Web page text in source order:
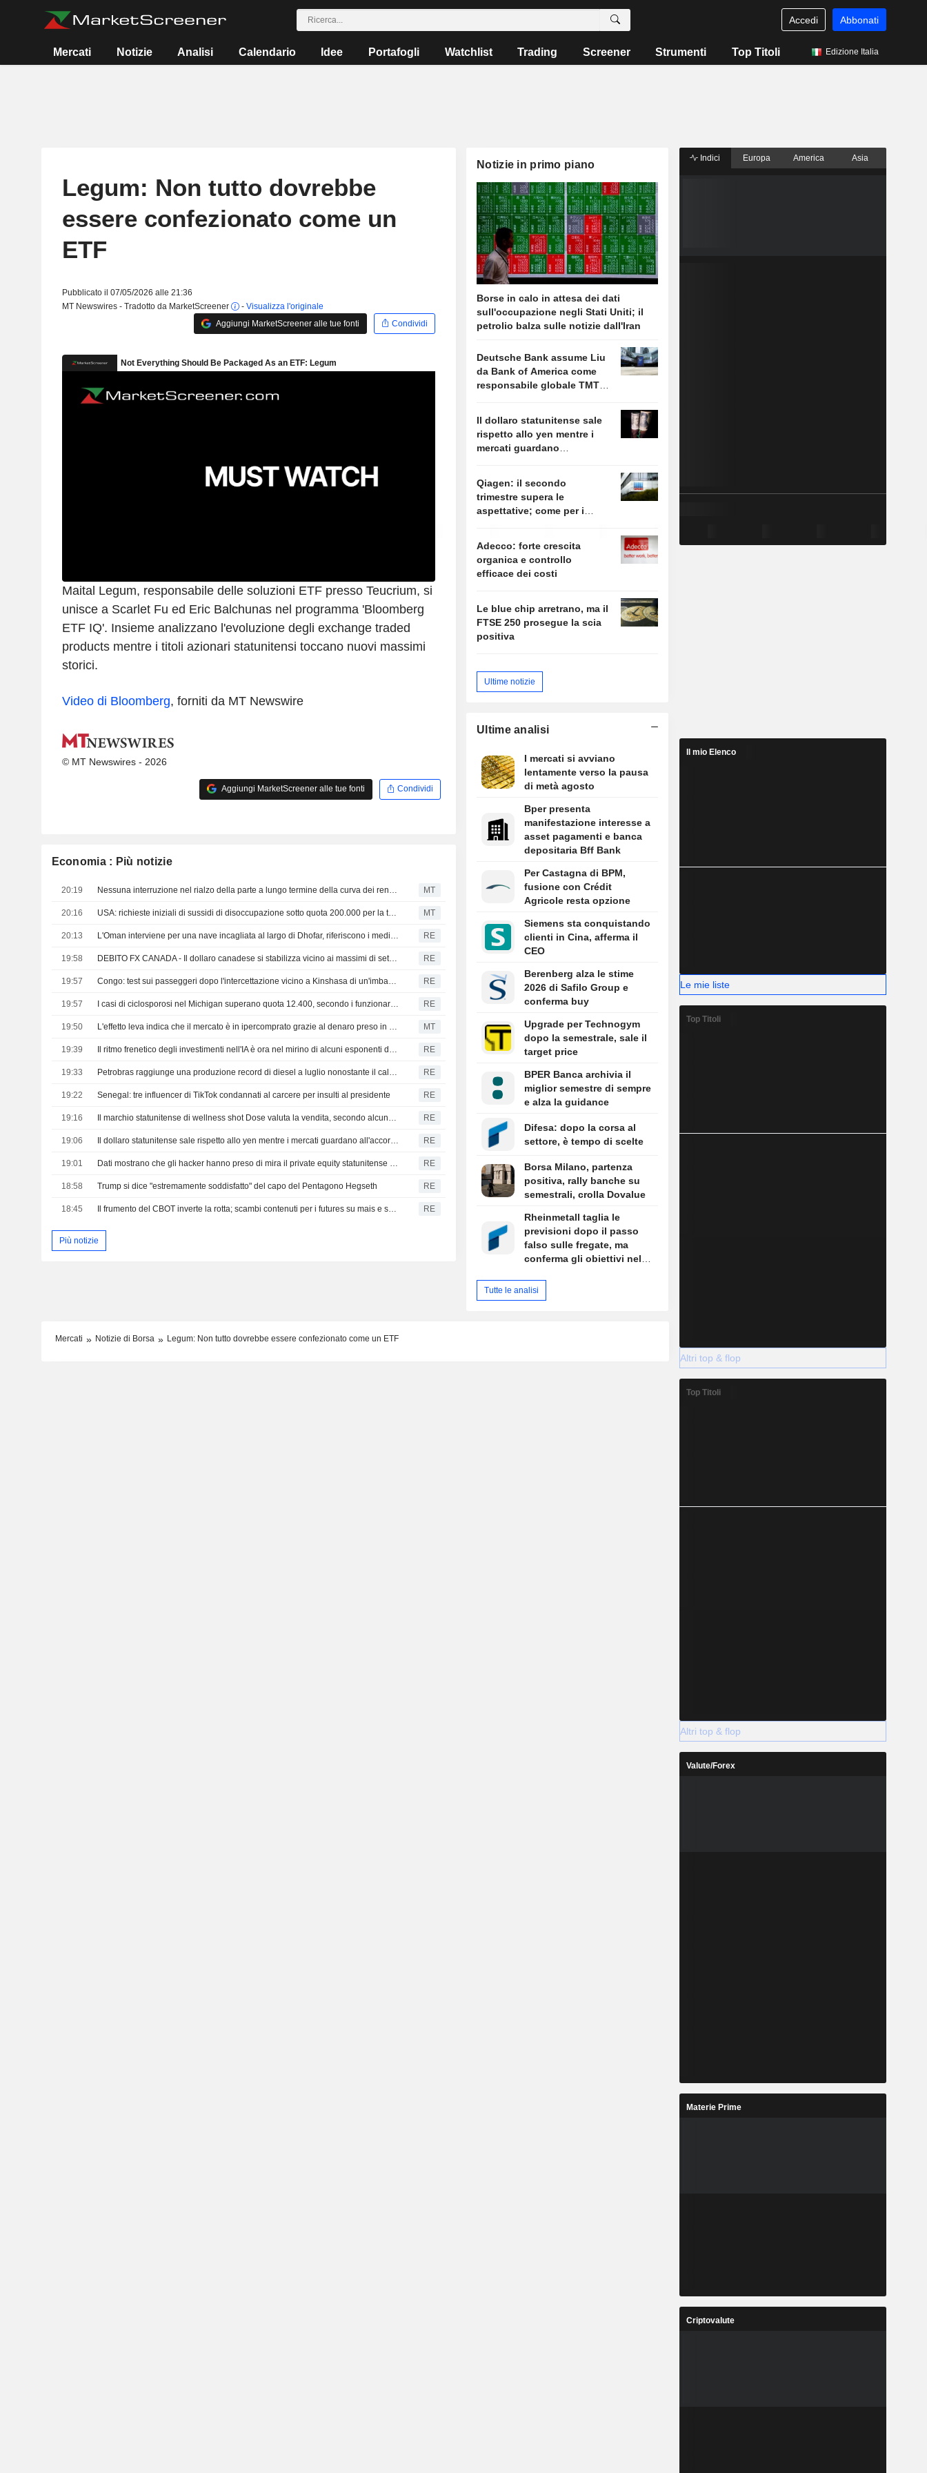
Accedi Abbonati
Mercati Notizie Analisi Calendario Idee Portafogli Watchlist Trading Screener Strumenti Top Titoli Edizione Italia
Legum: Non tutto dovrebbe
essere confezionato come un
ETF
Pubblicato il 07/05/2026 alle 21:36
MT Newswires - Tradotto da MarketScreener
- Visualizza l'originale
Aggiungi MarketScreener alle tue fonti
Condividi
Maital Legum, responsabile delle soluzioni ETF presso Teucrium, si
unisce a Scarlet Fu ed Eric Balchunas nel programma 'Bloomberg
ETF IQ'. Insieme analizzano l'evoluzione degli exchange traded
products mentre i titoli azionari statunitensi toccano nuovi massimi
storici.
Video di Bloomberg, forniti da MT Newswire
© MT Newswires - 2026
Aggiungi MarketScreener alle tue fonti Condividi
Economia : Più notizie
20:19 Nessuna interruzione nel rialzo della parte a lungo termine della curva dei rendimenti, afferma Al-Hussainy MT
20:16 USA: richieste iniziali di sussidi di disoccupazione sotto quota 200.000 per la terza settimana consecutiva MT
20:13 L'Oman interviene per una nave incagliata al largo di Dhofar, riferiscono i media statali RE
19:58 DEBITO FX CANADA - Il dollaro canadese si stabilizza vicino ai massimi di sette settimane in attesa dei dati sull'occupazione RE
19:57 Congo: test sui passeggeri dopo l'intercettazione vicino a Kinshasa di un'imbarcazione con un sospetto caso di Ebola RE
19:57 I casi di ciclosporosi nel Michigan superano quota 12.400, secondo i funzionari sanitari RE
19:50 L'effetto leva indica che il mercato è in ipercomprato grazie al denaro preso in prestito, afferma il CEO di Unlimited Funds MT
19:39 Il ritmo frenetico degli investimenti nell'IA è ora nel mirino di alcuni esponenti della Fed RE
19:33 Petrobras raggiunge una produzione record di diesel a luglio nonostante il calo dell'utilizzo delle raffinerie RE
19:22 Senegal: tre influencer di TikTok condannati al carcere per insulti al presidente RE
19:16 Il marchio statunitense di wellness shot Dose valuta la vendita, secondo alcune fonti RE
19:06 Il dollaro statunitense sale rispetto allo yen mentre i mercati guardano all'accordo con l'Iran e al rapporto sull'occupazione RE
19:01 Dati mostrano che gli hacker hanno preso di mira il private equity statunitense e altre aziende tra cui Blackstone e CME RE
18:58 Trump si dice "estremamente soddisfatto" del capo del Pentagono Hegseth RE
18:45 Il frumento del CBOT inverte la rotta; scambi contenuti per i futures su mais e soia RE
Più notizie
Notizie in primo piano
Borse in calo in attesa dei dati
sull'occupazione negli Stati Uniti; il
petrolio balza sulle notizie dall'Iran
Deutsche Bank assume Liu
da Bank of America come
responsabile globale TMT,
Il dollaro statunitense sale
rispetto allo yen mentre i
mercati guardano
Qiagen: il secondo
trimestre supera le
aspettative; come per i
Adecco: forte crescita
organica e controllo
efficace dei costi
Le blue chip arretrano, ma il
FTSE 250 prosegue la scia
positiva
Ultime notizie
Ultime analisi
I mercati si avviano
lentamente verso la pausa
di metà agosto
Bper presenta
manifestazione interesse a
asset pagamenti e banca
depositaria Bff Bank
Per Castagna di BPM,
fusione con Crédit
Agricole resta opzione
Siemens sta conquistando
clienti in Cina, afferma il
CEO
Berenberg alza le stime
2026 di Safilo Group e
conferma buy
Upgrade per Technogym
dopo la semestrale, sale il
target price
BPER Banca archivia il
miglior semestre di sempre
e alza la guidance
Difesa: dopo la corsa al
settore, è tempo di scelte
Borsa Milano, partenza
positiva, rally banche su
semestrali, crolla Dovalue
Rheinmetall taglia le
previsioni dopo il passo
falso sulle fregate, ma
conferma gli obiettivi nel
Tutte le analisi
Mercati Notizie di Borsa Legum: Non tutto dovrebbe essere confezionato come un ETF
Indici Europa America Asia
Il mio Elenco
Le mie liste
Top Titoli
Altri top & flop
Top Titoli
Altri top & flop
Valute/Forex
Materie Prime
Criptovalute